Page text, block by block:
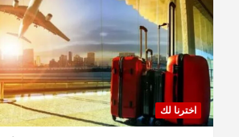
اخترنا لك